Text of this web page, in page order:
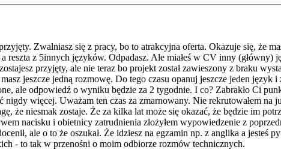
Zwalniasz się z pracy, bo to atrakcyjna oferta. Okazuje się, że
reszta z 5innych języków. Odpadasz. Ale miałeś w CV inny
przyjęty, ale nie teraz bo projekt został zawieszony z braku
jeszcze jedną rozmowę. Do tego czasu opanuj jeszcze jeden
ale odpowiedź o wyniku będzie za 2 tygodnie. I co? Zabrakło Ci
więcej. Uważam ten czas za zmarnowany. Nie rekrutowałem na
że niesmak zostaje. Że za kilka lat może się okazać, że będzie im
nacisku i obietnicy zatrudnienia złożyłem wypowiedzenie z
ale o to że oszukał. Że idziesz na egzamin np. z anglika a
- to tak w przenośni o moim odbiorze rozmów technicznych.